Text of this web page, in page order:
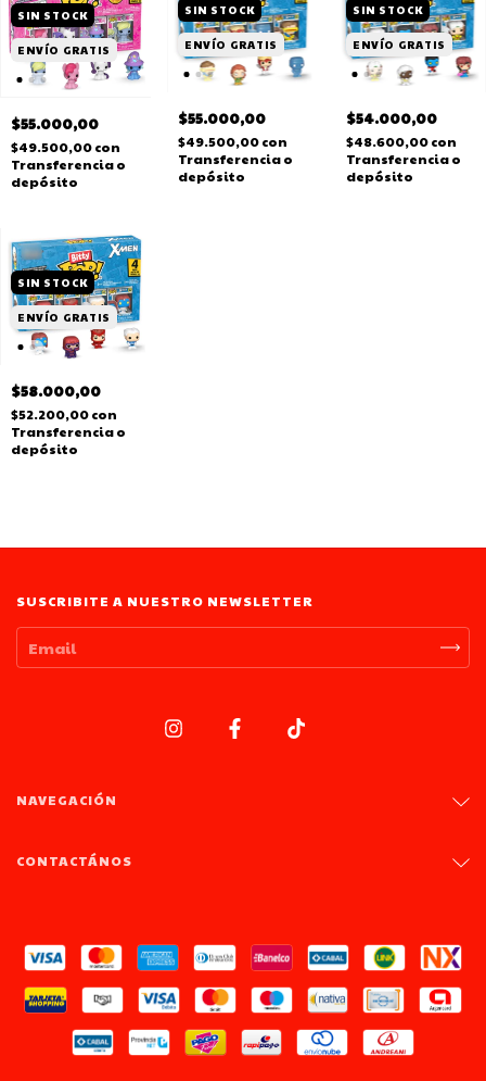
SIN STOCK
ENVÍO GRATIS
$55.000,00
$49.500,00con
Transferencia o
depósito
SIN STOCK
ENVÍO GRATIS
$55.000,00
$49.500,00con
Transferencia o
depósito
SIN STOCK
ENVÍO GRATIS
$54.000,00
$48.600,00con
Transferencia o
depósito
SIN STOCK
ENVÍO GRATIS
$58.000,00
$52.200,00con
Transferencia o
depósito
SUSCRIBITE A NUESTRO NEWSLETTER
NAVEGACIÓN
CONTACTÁNOS